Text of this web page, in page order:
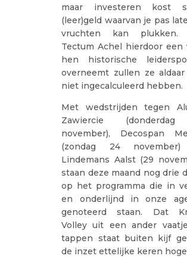
maar investeren kost
(leer)geld waarvan je pas
vruchten kan plukken.
Tectum Achel hierdoor een
hen historische
overneemt zullen ze
niet ingecalculeerd hebben.
Met wedstrijden tegen
Zawiercie
november), Decospan
(zondag 24
Lindemans Aalst (29
staan deze maand nog drie
op het programma die in
en onderlijnd in onze
genoteerd staan. Dat
Volley uit een ander
tappen staat buiten kijf
de inzet ettelijke keren